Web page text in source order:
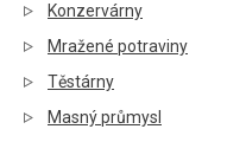
Konzervárny
Mražené potraviny
Těstárny
Masný průmysl